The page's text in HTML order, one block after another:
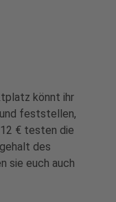
könnt ihr
feststellen,
€ testen die
des
sie euch auch